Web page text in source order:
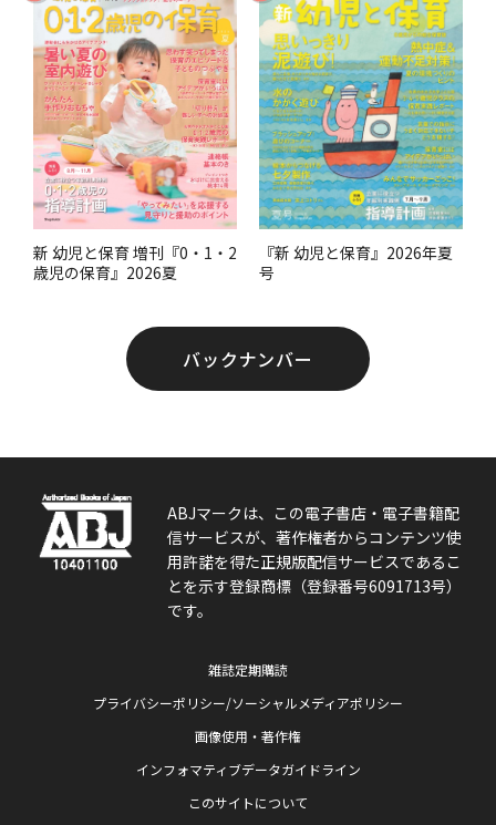
新 幼児と保育 増刊『0・1・2
歳児の保育』2026夏
『新 幼児と保育』2026年夏
号
バックナンバー
ABJマークは、この電子書店・電子書籍配
信サービスが、著作権者からコンテンツ使
用許諾を得た正規版配信サービスであるこ
とを示す登録商標（登録番号6091713号）
です。
雑誌定期購読
プライバシーポリシー/ソーシャルメディアポリシー
画像使用・著作権
インフォマティブデータガイドライン
このサイトについて